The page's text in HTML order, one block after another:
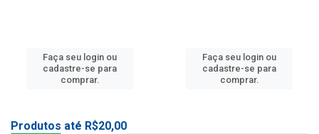
Faça seu login ou
cadastre-se para
comprar.
Faça seu login ou
cadastre-se para
comprar.
Produtos até R$20,00